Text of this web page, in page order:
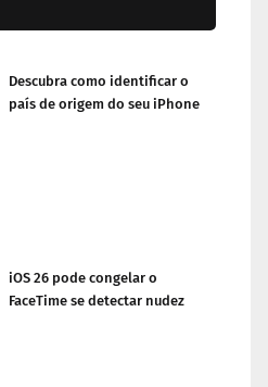
Descubra como identificar o
país de origem do seu iPhone
iOS 26 pode congelar o
FaceTime se detectar nudez